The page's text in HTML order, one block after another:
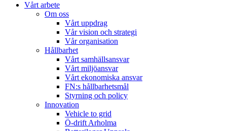
Vårt arbete
Om oss
Vårt uppdrag
Vår vision och strategi
Vår organisation
Hållbarhet
Vårt samhällsansvar
Vårt miljöansvar
Vårt ekonomiska ansvar
FN:s hållbarhetsmål
Styrning och policy
Innovation
Vehicle to grid
Ö-drift Arholma